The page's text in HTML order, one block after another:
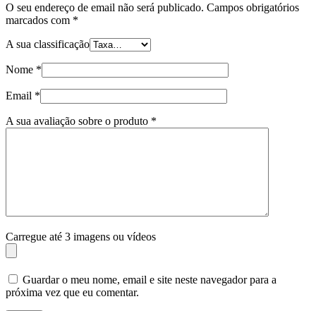
O seu endereço de email não será publicado. Campos obrigatórios
marcados com *
A sua classificação
Nome *
Email *
A sua avaliação sobre o produto *
Carregue até 3 imagens ou vídeos
Guardar o meu nome, email e site neste navegador para a
próxima vez que eu comentar.